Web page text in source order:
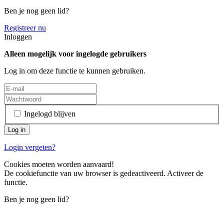
Ben je nog geen lid?
Registreer nu
Inloggen
Alleen mogelijk voor ingelogde gebruikers
Log in om deze functie te kunnen gebruiken.
Ingelogd blijven
Login vergeten?
Cookies moeten worden aanvaard!
De cookiefunctie van uw browser is gedeactiveerd. Activeer de
functie.
Ben je nog geen lid?